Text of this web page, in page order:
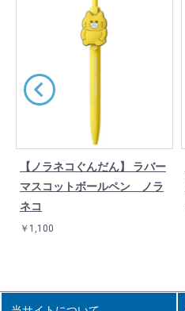
【ノラネコぐんだん】 ラバー
マスコットボールペン ノラ
ネコ
￥1,100